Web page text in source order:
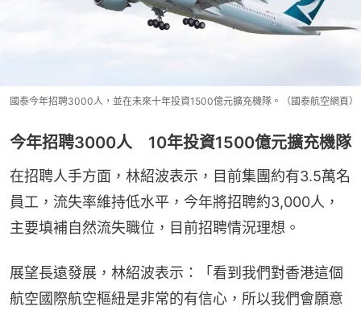
國泰今年招聘3000人，並在未來十年投資1500億元擴充機隊。（國泰航空網頁）
今年招聘3000人 10年投資1500億元擴充機隊
在招聘人手方面，林紹波表示，目前集團約有3.5萬名
員工，流失率維持低水平，今年將招聘約3,000人，
主要填補自然流失職位，目前招聘情況理想。
展望長遠發展，林紹波表示：「看到我們對香港這個
航空國際航空樞紐是非常的有信心，所以我們會願意